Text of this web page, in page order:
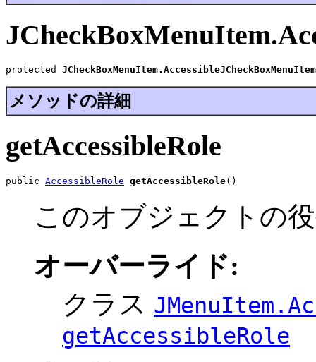
protected JCheckBoxMenuItem.AccessibleJCheckBoxMenuItem
メソッドの詳細
getAccessibleRole
public AccessibleRole getAccessibleRole()
このオブジェクトの
オーバーライド:
クラス
getAccessibleRole